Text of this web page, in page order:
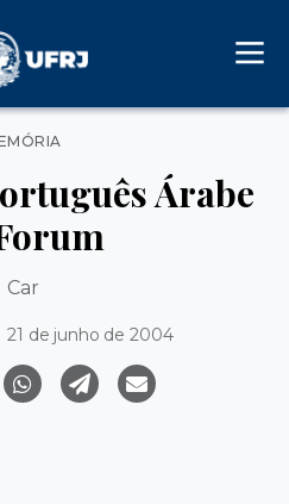
Categorias
Árabe
Car
21 de junho de 2004